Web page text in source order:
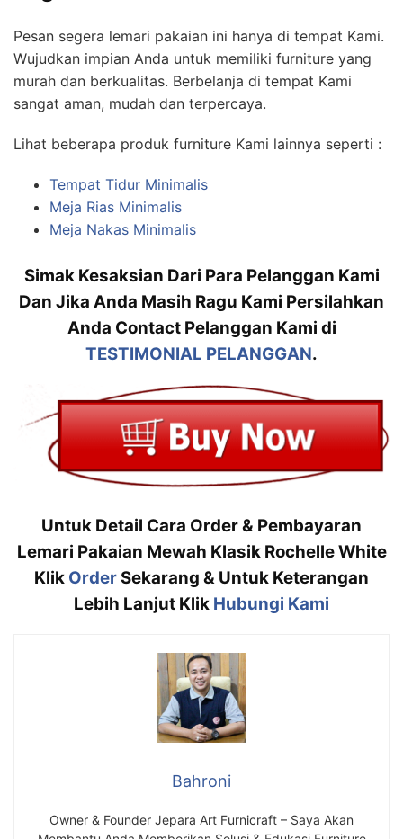
Pesan segera lemari pakaian ini hanya di tempat Kami.
Wujudkan impian Anda untuk memiliki furniture yang
murah dan berkualitas. Berbelanja di tempat Kami
sangat aman, mudah dan terpercaya.
Lihat beberapa produk furniture Kami lainnya seperti :
Tempat Tidur Minimalis
Meja Rias Minimalis
Meja Nakas Minimalis
Simak Kesaksian Dari Para Pelanggan Kami
Dan Jika Anda Masih Ragu Kami Persilahkan
Anda Contact Pelanggan Kami di
TESTIMONIAL PELANGGAN.
Untuk Detail Cara Order & Pembayaran
Lemari Pakaian Mewah Klasik Rochelle White
Klik OrderSekarang & Untuk Keterangan
Lebih Lanjut Klik Hubungi Kami
Bahroni
Owner & Founder Jepara Art Furnicraft – Saya Akan